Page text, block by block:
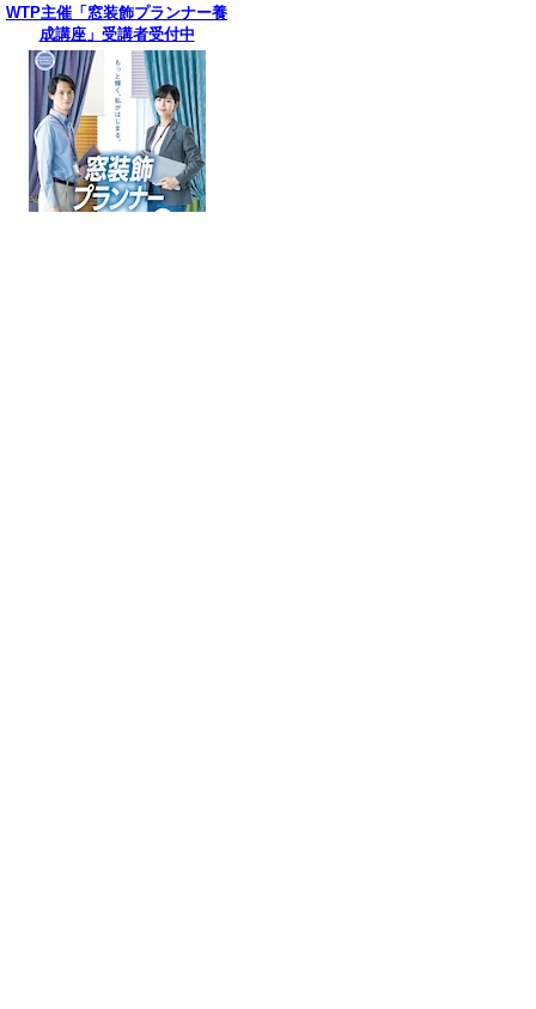
WTP主催「窓装飾プランナー養
成講座」受講者受付中